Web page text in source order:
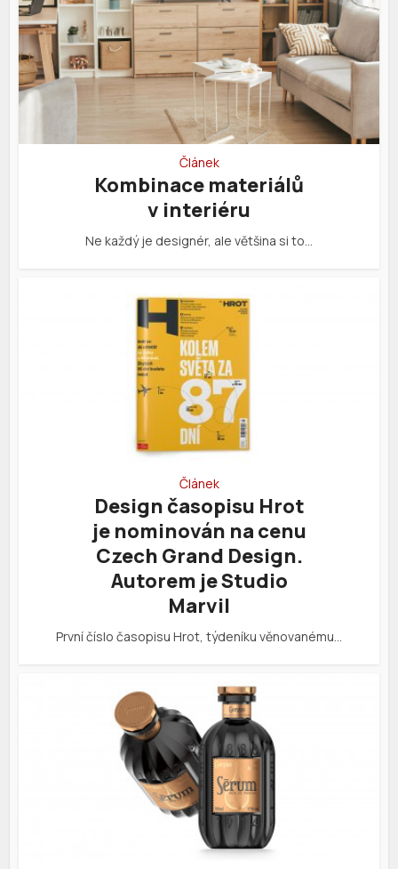
Článek
Kombinace materiálů
v interiéru
Ne každý je designér, ale většina si to…
Článek
Design časopisu Hrot
je nominován na cenu
Czech Grand Design.
Autorem je Studio
Marvil
První číslo časopisu Hrot, týdeníku věnovanému…